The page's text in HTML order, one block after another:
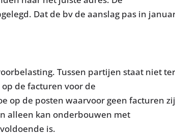
Dat de bv de aanslag pas in
Tussen partijen staat niet ter
de facturen voor de
op de posten waarvoor geen facturen
alleen kan onderbouwen met
is.